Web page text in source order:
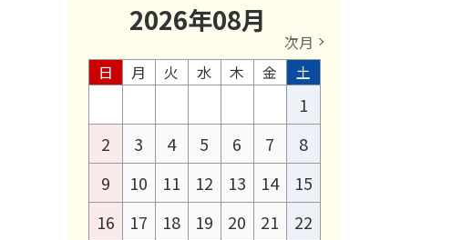
2026年08月
次月
日
月 火 水 木 金 土
1
2
3 4 5 6 7
8
9
10 11 12 13 14
15
16
17 18 19 20 21
22